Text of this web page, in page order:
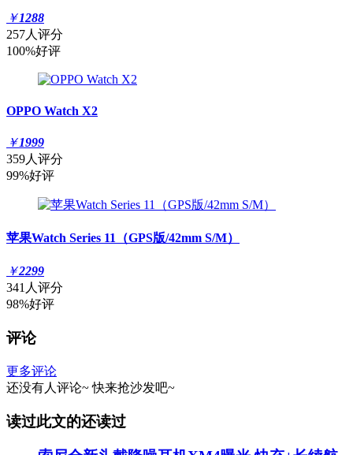
￥1288
257人评分
100%好评
OPPO Watch X2
￥1999
359人评分
99%好评
苹果Watch Series 11（GPS版/42mm S/M）
￥2299
341人评分
98%好评
评论
更多评论
还没有人评论~ 快来抢沙发吧~
读过此文的还读过